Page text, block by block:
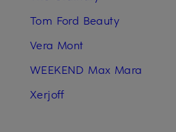
Tom Ford Beauty
Vera Mont
WEEKEND Max Mara
Xerjoff